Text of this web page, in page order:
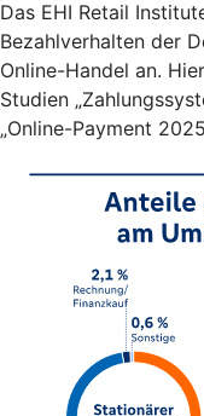
Das EHI Retail
Bezahlverhalten der
Online-Handel an.
Studien
„Online-Payment